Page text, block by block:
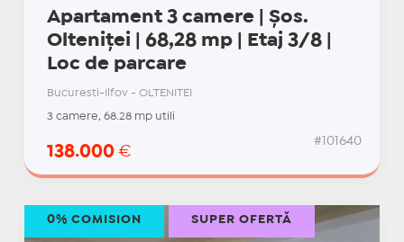
Apartament 3 camere | Șos.
Olteniței | 68,28 mp | Etaj 3/8 |
Loc de parcare
Bucuresti-Ilfov - OLTENITEI
3 camere, 68.28 mp utili
138.000 €
#101640
0% COMISION SUPER OFERTĂ